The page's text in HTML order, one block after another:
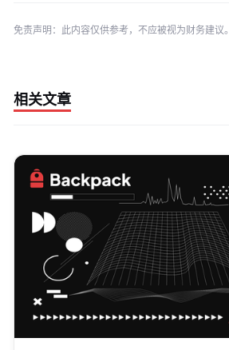
免责声明：此内容仅供参考，不应被视为财务建议。
相关文章